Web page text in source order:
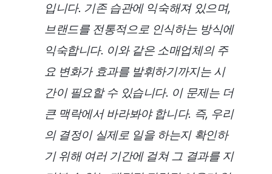
입니다. 기존 습관에 익숙해져 있으며,
브랜드를 전통적으로 인식하는 방식에
익숙합니다. 이와 같은 소매업체의 주
요 변화가 효과를 발휘하기까지는 시
간이 필요할 수 있습니다. 이 문제는 더
큰 맥락에서 바라봐야 합니다. 즉, 우리
의 결정이 실제로 일을 하는지 확인하
기 위해 여러 기간에 걸쳐 그 결과를 지